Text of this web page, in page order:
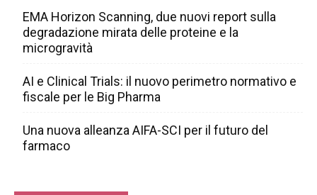
EMA Horizon Scanning, due nuovi report sulla
degradazione mirata delle proteine e la
microgravità
AI e Clinical Trials: il nuovo perimetro normativo e
fiscale per le Big Pharma
Una nuova alleanza AIFA-SCI per il futuro del
farmaco